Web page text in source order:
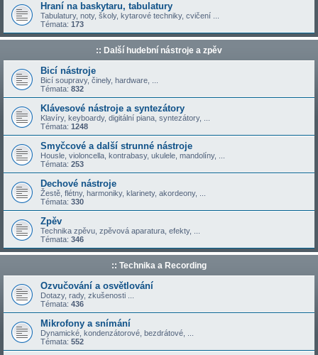
Hraní na baskytaru, tabulatury
Tabulatury, noty, školy, kytarové techniky, cvičení ...
Témata: 173
:: Další hudební nástroje a zpěv
Bicí nástroje
Bicí soupravy, činely, hardware, ...
Témata: 832
Klávesové nástroje a syntezátory
Klavíry, keyboardy, digitální piana, syntezátory, ...
Témata: 1248
Smyčcové a další strunné nástroje
Housle, violoncella, kontrabasy, ukulele, mandolíny, ...
Témata: 253
Dechové nástroje
Žestě, flétny, harmoniky, klarinety, akordeony, ...
Témata: 330
Zpěv
Technika zpěvu, zpěvová aparatura, efekty, ...
Témata: 346
:: Technika a Recording
Ozvučování a osvětlování
Dotazy, rady, zkušenosti ...
Témata: 436
Mikrofony a snímání
Dynamické, kondenzátorové, bezdrátové, ...
Témata: 552